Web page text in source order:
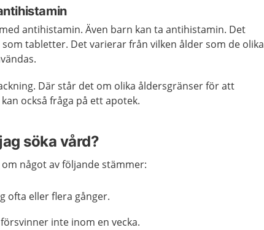
antihistamin. Även barn kan ta antihistamin. Det
tabletter. Det varierar från vilken ålder som de olika
Där står det om olika åldersgränser för att
också fråga på ett apotek.
söka vård?
om något av följande stämmer:
ofta eller flera gånger.
inte inom en vecka.